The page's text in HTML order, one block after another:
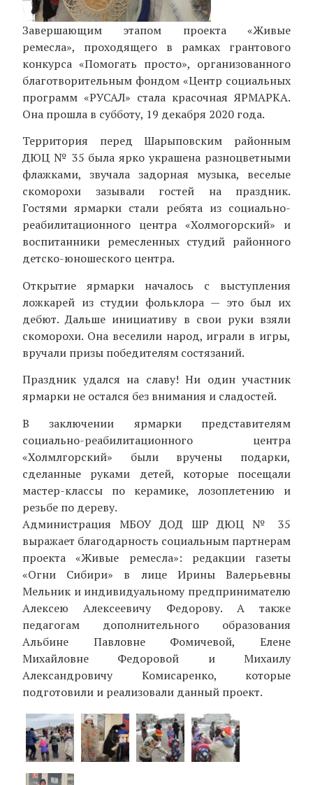
Завершающим этапом проекта «Живые
ремесла», проходящего в рамках грантового
конкурса «Помогать просто», организованного
благотворительным фондом «Центр социальных
программ «РУСАЛ» стала красочная ЯРМАРКА.
Она прошла в субботу, 19 декабря 2020 года.
Территория перед Шарыповским районным
ДЮЦ № 35 была ярко украшена разноцветными
флажками, звучала задорная музыка, веселые
скоморохи зазывали гостей на праздник.
Гостями ярмарки стали ребята из социально-
реабилитационного центра «Холмогорский» и
воспитанники ремесленных студий районного
детско-юношеского центра.
Открытие ярмарки началось с выступления
ложкарей из студии фольклора — это был их
дебют. Дальше инициативу в свои руки взяли
скоморохи. Она веселили народ, играли в игры,
вручали призы победителям состязаний.
Праздник удался на славу! Ни один участник
ярмарки не остался без внимания и сладостей.
В заключении ярмарки представителям
социально-реабилитационного центра
«Холмлгорский» были вручены подарки,
сделанные руками детей, которые посещали
мастер-классы по керамике, лозоплетению и
резьбе по дереву.
Администрация МБОУ ДОД ШР ДЮЦ № 35
выражает благодарность социальным партнерам
проекта «Живые ремесла»: редакции газеты
«Огни Сибири» в лице Ирины Валерьевны
Мельник и индивидуальному предпринимателю
Алексею Алексеевичу Федорову. А также
педагогам дополнительного образования
Альбине Павловне Фомичевой, Елене
Михайловне Федоровой и Михаилу
Александровичу Комисаренко, которые
подготовили и реализовали данный проект.